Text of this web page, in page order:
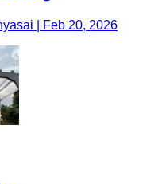
| Feb 20, 2026